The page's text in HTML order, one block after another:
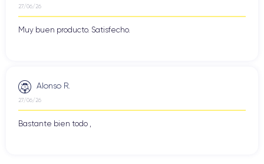
27/06/26
Muy buen producto. Satisfecho.
Alonso R.
27/06/26
Bastante bien todo ,